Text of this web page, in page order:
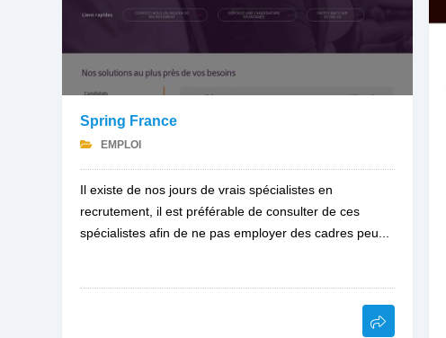
Spring France
EMPLOI
Il existe de nos jours de vrais spécialistes en
recrutement, il est préférable de consulter de ces
spécialistes afin de ne pas employer des cadres peu...